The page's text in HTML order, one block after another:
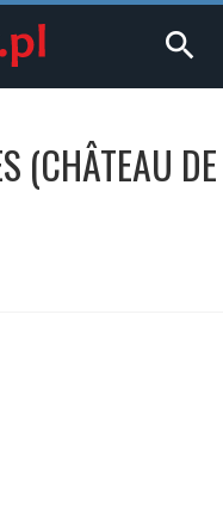
search
(CHÂTEAU DE